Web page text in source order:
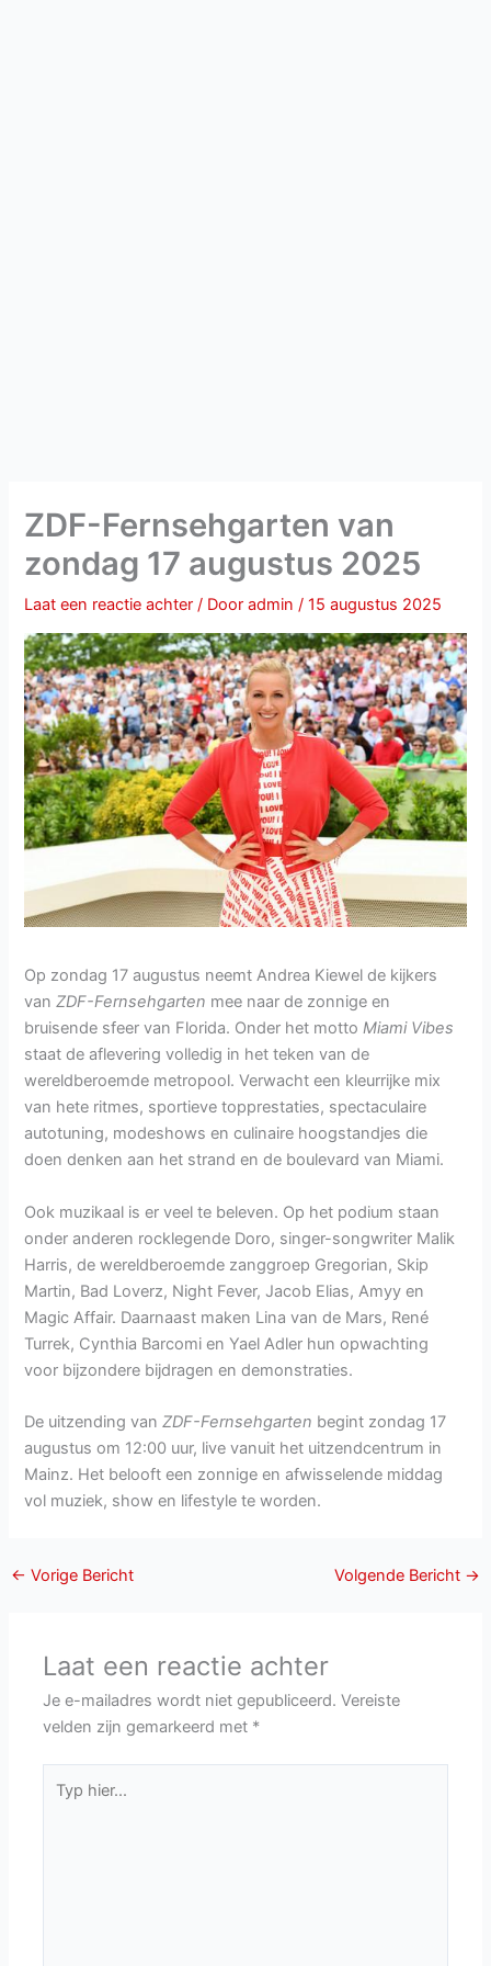
ZDF-Fernsehgarten van
zondag 17 augustus 2025
Laat een reactie achter / Dooradmin/15 augustus 2025
Op zondag 17 augustus neemt Andrea Kiewel de kijkers
vanZDF-Fernsehgarten mee naar de zonnige en
bruisende sfeer van Florida. Onder het mottoMiami Vibes
staat de aflevering volledig in het teken van de
wereldberoemde metropool. Verwacht een kleurrijke mix
van hete ritmes, sportieve topprestaties, spectaculaire
autotuning, modeshows en culinaire hoogstandjes die
doen denken aan het strand en de boulevard van Miami.
Ook muzikaal is er veel te beleven. Op het podium staan
onder anderen rocklegende Doro, singer-songwriter Malik
Harris, de wereldberoemde zanggroep Gregorian, Skip
Martin, Bad Loverz, Night Fever, Jacob Elias, Amyy en
Magic Affair. Daarnaast maken Lina van de Mars, René
Turrek, Cynthia Barcomi en Yael Adler hun opwachting
voor bijzondere bijdragen en demonstraties.
De uitzending vanZDF-Fernsehgarten begint zondag 17
augustus om 12:00 uur, live vanuit het uitzendcentrum in
Mainz. Het belooft een zonnige en afwisselende middag
vol muziek, show en lifestyle te worden.
← Vorige Bericht Volgende Bericht →
Laat een reactie achter
Je e-mailadres wordt niet gepubliceerd. Vereiste
velden zijn gemarkeerd met *
hier...